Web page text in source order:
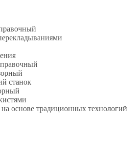
станок
основе традиционных технологий